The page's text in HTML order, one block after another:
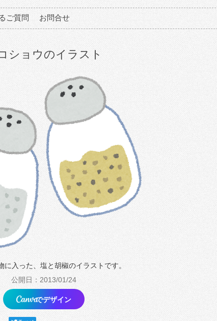
ご質問 お問合せ
ショウのイラスト
に入った、塩と胡椒のイラストです。
公開日：2013/01/24
でデザイン